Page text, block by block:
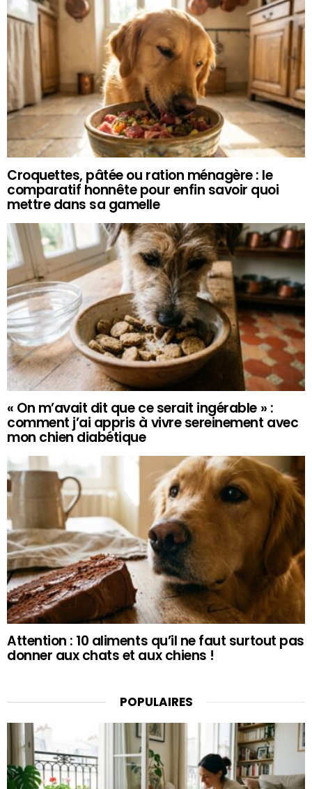
Croquettes, pâtée ou ration ménagère : le
comparatif honnête pour enfin savoir quoi
mettre dans sa gamelle
« On m’avait dit que ce serait ingérable » :
comment j’ai appris à vivre sereinement avec
mon chien diabétique
Attention : 10 aliments qu’il ne faut surtout pas
donner aux chats et aux chiens !
POPULAIRES